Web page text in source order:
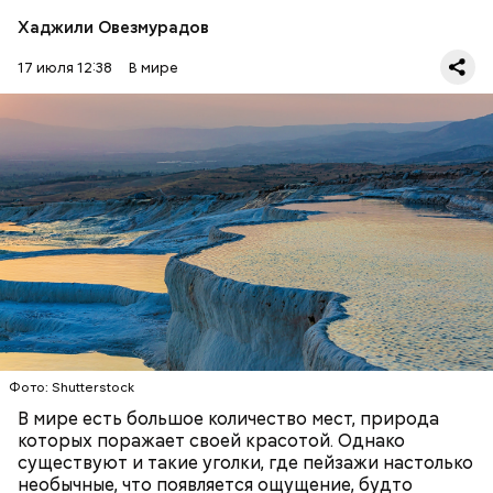
Хаджили Овезмурадов
17 июля 12:38 В мире
Фото: Shutterstock
В мире есть большое количество мест, природа
которых поражает своей красотой. Однако
существуют и такие уголки, где пейзажи настолько
необычные, что появляется ощущение, будто
Термальные источники Памуккале в Турции
выглядят так, будто они сделаны изо льда, но на
самом деле они состоят из отложений известняка.
Горячие источники, насыщенные кальцием,
тысячелетиями создавали эти ступенчатые
бассейны. Сейчас это одна из самых известных
достопримечательностей в Турции.
ПРИРОДА ПЛАНЕТА ЗЕМЛЯ ТУРИЗМ
Стив Балмер
Фото: Shutterstock